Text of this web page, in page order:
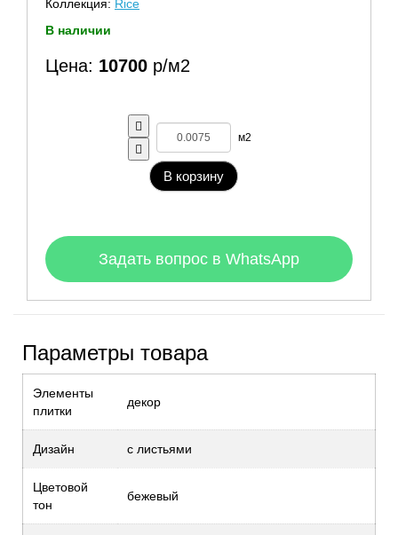
Коллекция: Rice
В наличии
Цена: 10700 р/м2
м2
В корзину
Задать вопрос в WhatsApp
Параметры товара
Элементы
плитки
декор
Дизайн с листьями
Цветовой
тон
бежевый